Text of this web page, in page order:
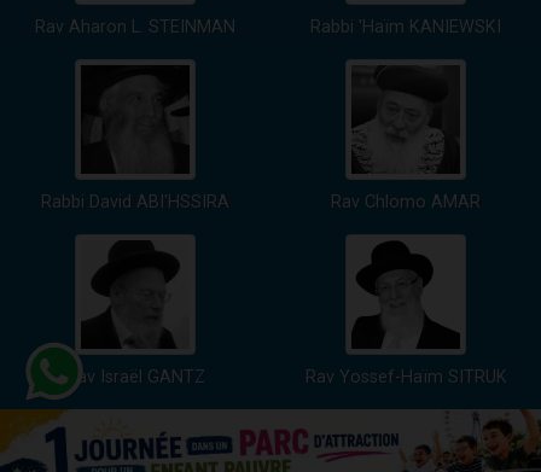
Rav Aharon L. STEINMAN Rabbi 'Haïm KANIEWSKI
Rabbi David ABI'HSSIRA Rav Chlomo AMAR
Rav Israël GANTZ Rav Yossef-Haïm SITRUK